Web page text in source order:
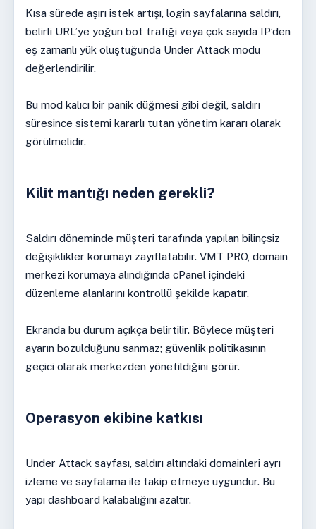
Kısa sürede aşırı istek artışı, login sayfalarına saldırı,
belirli URL’ye yoğun bot trafiği veya çok sayıda IP’den
eş zamanlı yük oluştuğunda Under Attack modu
değerlendirilir.
Bu mod kalıcı bir panik düğmesi gibi değil, saldırı
süresince sistemi kararlı tutan yönetim kararı olarak
görülmelidir.
Kilit mantığı neden gerekli?
Saldırı döneminde müşteri tarafında yapılan bilinçsiz
değişiklikler korumayı zayıflatabilir. VMT PRO, domain
merkezi korumaya alındığında cPanel içindeki
düzenleme alanlarını kontrollü şekilde kapatır.
Ekranda bu durum açıkça belirtilir. Böylece müşteri
ayarın bozulduğunu sanmaz; güvenlik politikasının
geçici olarak merkezden yönetildiğini görür.
Operasyon ekibine katkısı
Under Attack sayfası, saldırı altındaki domainleri ayrı
izleme ve sayfalama ile takip etmeye uygundur. Bu
yapı dashboard kalabalığını azaltır.